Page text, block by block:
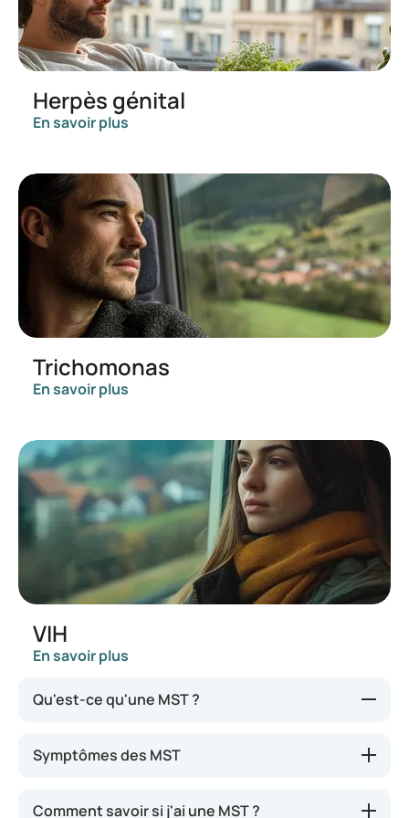
Herpès génital
En savoir plus
Trichomonas
En savoir plus
VIH
En savoir plus
Qu'est-ce qu'une MST ?
L'acronyme MST désigne une maladie sexuellement
transmissible, une maladie contractée lors de
Les agents pathogènes (généralement une
Symptômes des MST
Comment savoir si j'ai une MST ?